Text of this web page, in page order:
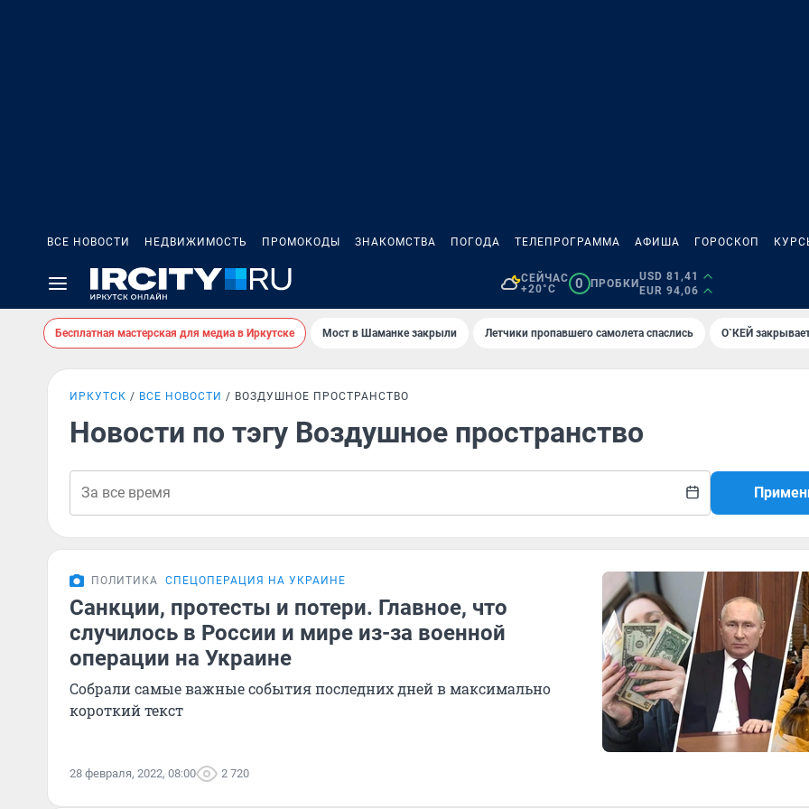
ВСЕ НОВОСТИ НЕДВИЖИМОСТЬ ПРОМОКОДЫ ЗНАКОМСТВА ПОГОДА ТЕЛЕПРОГРАММА АФИША ГОРОСКОП
СЕЙЧАС
+20°C
0 ПРОБКИ
USD 81,41
EUR 94,06
Бесплатная мастерская для медиа в Иркутске Мост в Шаманке закрыли Летчики пропавшего самолета спаслись О`КЕЙ
ИРКУТСК ВСЕ НОВОСТИ ВОЗДУШНОЕ ПРОСТРАНСТВО
Новости по тэгу Воздушное пространство
ПОЛИТИКА СПЕЦОПЕРАЦИЯ НА УКРАИНЕ
Санкции, протесты и потери. Главное, что
случилось в России и мире из-за военной
операции на Украине
Собрали самые важные события последних дней в максимально
короткий текст
28 февраля, 2022, 08:00 2 720